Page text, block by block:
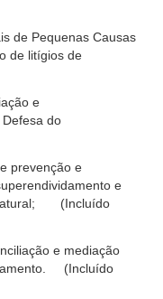
de Pequenas Causas
de litígios de
e
do
prevenção e
e
natural; (Incluído
e mediação
(Incluído